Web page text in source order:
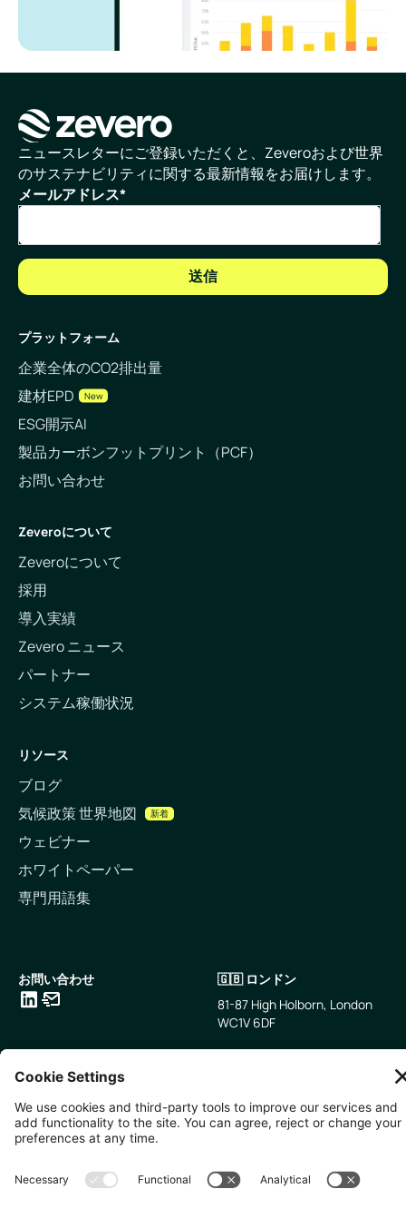
ホームページ
ニュースレターにご登録いただくと、Zeveroおよび世界
のサステナビリティに関する最新情報をお届けします。
メールアドレス*
プラットフォーム
企業全体のCO2排出量
建材EPD
New
ESG開示AI
製品カーボンフットプリント（PCF）
お問い合わせ
Zeveroについて
Zeveroについて
採用
導入実績
Zevero ニュース
パートナー
システム稼働状況
リソース
ブログ
気候政策 世界地図
新着
ウェビナー
ホワイトペーパー
専門用語集
お問い合わせ
🇬🇧 ロンドン
81-87 High Holborn, London
WC1V 6DF
🇸🇬 シンガポール
International Plaza Singapore
079903
丁目2−33
IsaI AkasakA 1405室